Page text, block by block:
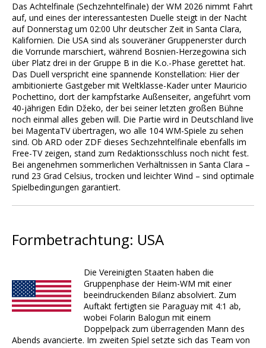
Das Achtelfinale (Sechzehntelfinale) der WM 2026 nimmt Fahrt
auf, und eines der interessantesten Duelle steigt in der Nacht
auf Donnerstag um 02:00 Uhr deutscher Zeit in Santa Clara,
Kalifornien. Die USA sind als souveräner Gruppenerster durch
die Vorrunde marschiert, während Bosnien-Herzegowina sich
über Platz drei in der Gruppe B in die K.o.-Phase gerettet hat.
Das Duell verspricht eine spannende Konstellation: Hier der
ambitionierte Gastgeber mit Weltklasse-Kader unter Mauricio
Pochettino, dort der kampfstarke Außenseiter, angeführt vom
40-jährigen Edin Džeko, der bei seiner letzten großen Bühne
noch einmal alles geben will. Die Partie wird in Deutschland live
bei MagentaTV übertragen, wo alle 104 WM-Spiele zu sehen
sind. Ob ARD oder ZDF dieses Sechzehntelfinale ebenfalls im
Free-TV zeigen, stand zum Redaktionsschluss noch nicht fest.
Bei angenehmen sommerlichen Verhältnissen in Santa Clara –
rund 23 Grad Celsius, trocken und leichter Wind – sind optimale
Spielbedingungen garantiert.
Formbetrachtung: USA
Die Vereinigten Staaten haben die
Gruppenphase der Heim-WM mit einer
beeindruckenden Bilanz absolviert. Zum
Auftakt fertigten sie Paraguay mit 4:1 ab,
wobei Folarin Balogun mit einem
Doppelpack zum überragenden Mann des
Abends avancierte. Im zweiten Spiel setzte sich das Team von